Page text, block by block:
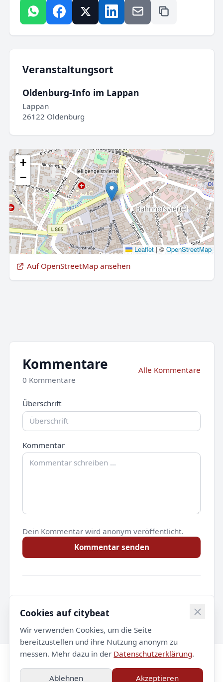
Veranstaltungsort
Oldenburg-Info im Lappan
Lappan
26122 Oldenburg
+
−
Leaflet |© OpenStreetMap
Auf OpenStreetMap ansehen
Kommentare
0 Kommentare
Alle Kommentare
Überschrift
Kommentar
Dein Kommentar wird anonym veröffentlicht.
Kommentar senden
Noch keine Kommentare.
© 2026 citybeat. Alle Rechte vorbehalten.
Cookies auf citybeat
Wir verwenden Cookies, um die Seite
bereitzustellen und ihre Nutzung anonym zu
messen. Mehr dazu in der Datenschutzerklärung.
Ablehnen Akzeptieren